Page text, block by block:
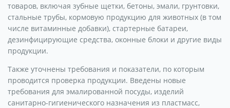
товаров, включая зубные щетки, бетоны, эмали, грунтовки,
стальные трубы, кормовую продукцию для животных (в том
числе витаминные добавки), стартерные батареи,
дезинфицирующие средства, оконные блоки и другие виды
продукции.
Также уточнены требования и показатели, по которым
проводится проверка продукции. Введены новые
требования для эмалированной посуды, изделий
санитарно-гигиенического назначения из пластмасс,